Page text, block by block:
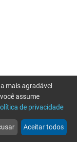
web more_horiz
Mais
mais agradável
assume
de privacidade
Aceitar todos